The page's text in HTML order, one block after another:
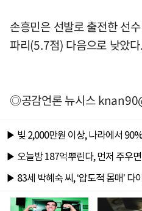
손흥민은 선발로 출전한 선
파리(5.7점) 다음으로 낮았다.
◎공감언론 뉴시스